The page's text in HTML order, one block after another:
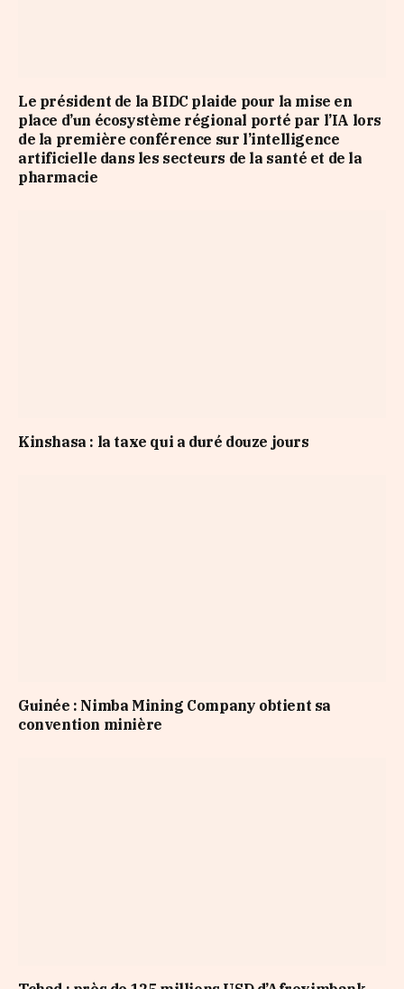
Le président de la BIDC plaide pour la mise en
place d’un écosystème régional porté par l’IA lors
de la première conférence sur l’intelligence
artificielle dans les secteurs de la santé et de la
pharmacie
Kinshasa : la taxe qui a duré douze jours
Guinée : Nimba Mining Company obtient sa
convention minière